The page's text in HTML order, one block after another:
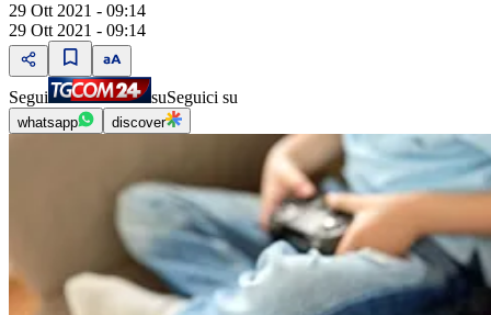
29 Ott 2021 - 09:14
29 Ott 2021 - 09:14
Segui suSeguici su
whatsapp discover